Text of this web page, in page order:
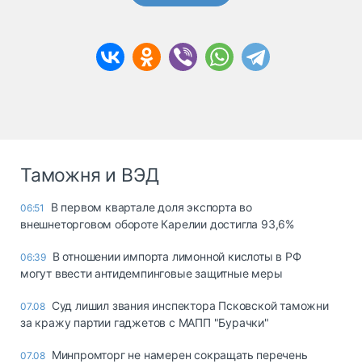
Таможня и ВЭД
06:51
В первом квартале доля экспорта во
внешнеторговом обороте Карелии достигла 93,6%
06:39 В отношении импорта лимонной кислоты в РФ
могут ввести антидемпинговые защитные меры
07.08 Суд лишил звания инспектора Псковской таможни
за кражу партии гаджетов с МАПП "Бурачки"
07.08 Минпромторг не намерен сокращать перечень